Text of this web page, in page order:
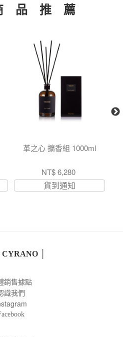
品 推 薦
革之心 擴香組 1000ml
NT$ 6,280
貨到通知
CYRANO │
銷售據點
識我們